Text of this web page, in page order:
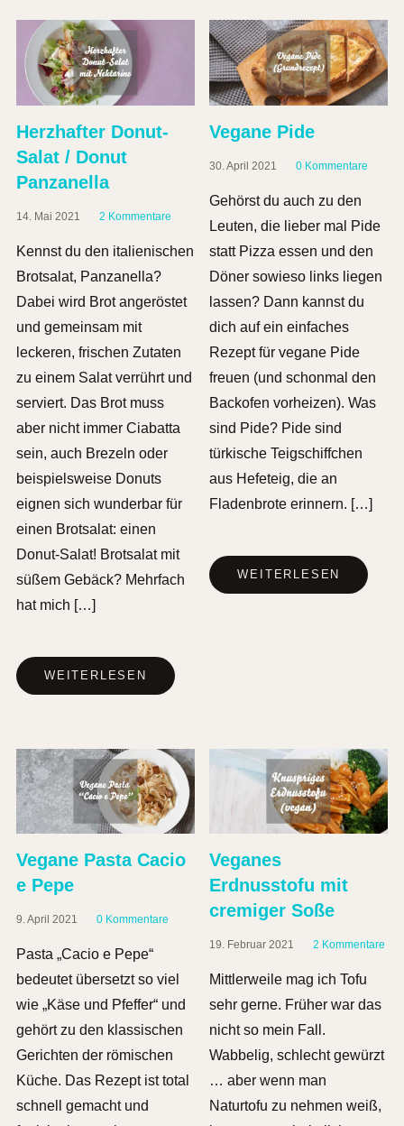
Herzhafter Donut-
Salat / Donut
Panzanella
14. Mai 2021 2 Kommentare
Kennst du den italienischen
Brotsalat, Panzanella?
Dabei wird Brot angeröstet
und gemeinsam mit
leckeren, frischen Zutaten
zu einem Salat verrührt und
serviert. Das Brot muss
aber nicht immer Ciabatta
sein, auch Brezeln oder
beispielsweise Donuts
eignen sich wunderbar für
einen Brotsalat: einen
Donut-Salat! Brotsalat mit
süßem Gebäck? Mehrfach
hat mich […]
WEITERLESEN
Vegane Pide
30. April 2021 0 Kommentare
Gehörst du auch zu den
Leuten, die lieber mal Pide
statt Pizza essen und den
Döner sowieso links liegen
lassen? Dann kannst du
dich auf ein einfaches
Rezept für vegane Pide
freuen (und schonmal den
Backofen vorheizen). Was
sind Pide? Pide sind
türkische Teigschiffchen
aus Hefeteig, die an
Fladenbrote erinnern. […]
WEITERLESEN
Vegane Pasta Cacio
e Pepe
9. April 2021 0 Kommentare
Pasta „Cacio e Pepe“
bedeutet übersetzt so viel
wie „Käse und Pfeffer“ und
gehört zu den klassischen
Gerichten der römischen
Küche. Das Rezept ist total
schnell gemacht und
Veganes
Erdnusstofu mit
cremiger Soße
19. Februar 2021 2 Kommentare
Mittlerweile mag ich Tofu
sehr gerne. Früher war das
nicht so mein Fall.
Wabbelig, schlecht gewürzt
… aber wenn man
Naturtofu zu nehmen weiß,